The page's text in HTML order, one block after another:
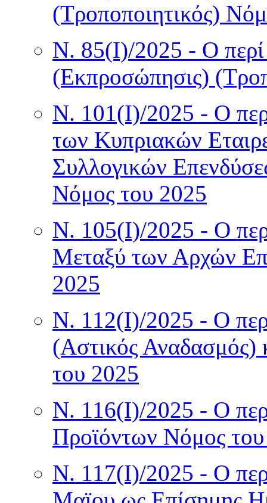
(Τροποποιητικός)
Ν. 85(I)/2025 - Ο
(Εκπροσώπησις)
Ν. 101(I)/2025 - Ο
των Κυπριακών
Συλλογικών
Νόμος του 2025
Ν. 105(I)/2025 - Ο
Μεταξύ των Αρχών
2025
Ν. 112(I)/2025 - Ο
(Αστικός
του 2025
Ν. 116(I)/2025 - Ο
Προϊόντων Νόμος
Ν. 117(I)/2025 - Ο